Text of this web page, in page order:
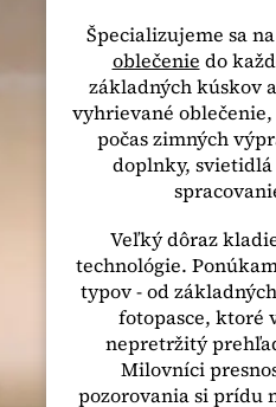
Špecializujeme sa na
oblečenie do
základných kúskov
vyhrievané
počas zimných
doplnky,
Veľký dôraz
technológie.
typov - od
fotopasce, ktoré
nepretržitý
Milovníci
pozorovania si prídu